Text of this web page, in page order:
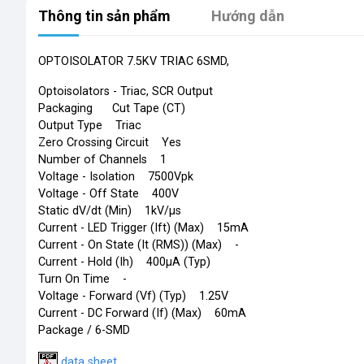
Thông tin sản phẩm Hướng dẫn
OPTOISOLATOR 7.5KV TRIAC
Optoisolators - Triac, SCR Output
Packaging Cut Tape (CT)
Output Type Triac
Zero Crossing Circuit Yes
Number of Channels 1
Voltage - Isolation 7500Vpk
Voltage - Off State 400V
Static dV/dt (Min) 1kV/µs
Current - LED Trigger (Ift) (Max) 15mA
Current - On State (It (RMS)) (Max) -
Current - Hold (Ih) 400µA (Typ)
Turn On Time -
Voltage - Forward (Vf) (Typ) 1.25V
Current - DC Forward (If) (Max) 60mA
Package / 6-SMD